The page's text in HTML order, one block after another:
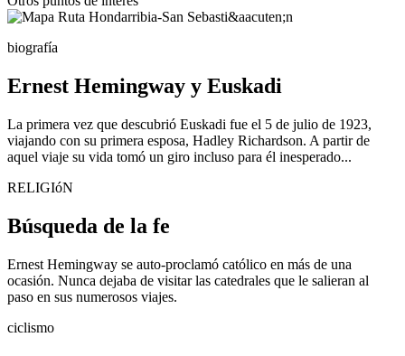
biografía
Ernest Hemingway y Euskadi
La primera vez que descubrió Euskadi fue el 5 de julio de 1923,
viajando con su primera esposa, Hadley Richardson. A partir de
aquel viaje su vida tomó un giro incluso para él inesperado...
RELIGIóN
Búsqueda de la fe
Ernest Hemingway se auto-proclamó católico en más de una
ocasión. Nunca dejaba de visitar las catedrales que le salieran al
paso en sus numerosos viajes.
ciclismo